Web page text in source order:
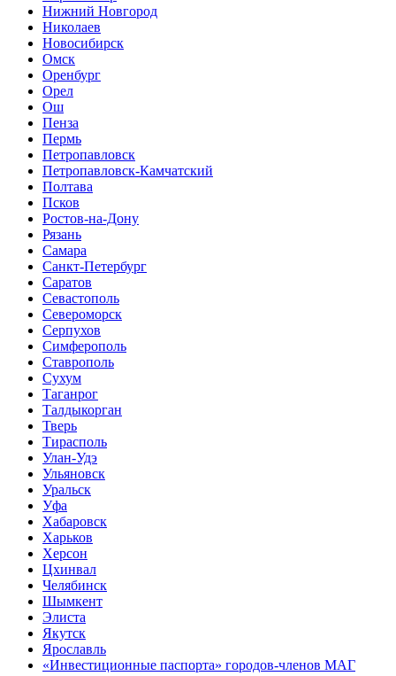
Нижний Новгород
Николаев
Новосибирск
Омск
Оренбург
Орел
Ош
Пенза
Пермь
Петропавловск
Петропавловск-Камчатский
Полтава
Псков
Ростов-на-Дону
Рязань
Самара
Санкт-Петербург
Саратов
Севастополь
Североморск
Серпухов
Симферополь
Ставрополь
Сухум
Таганрог
Tалдыкорган
Тверь
Тирасполь
Улан-Удэ
Ульяновск
Уральск
Уфа
Хабаровск
Харьков
Херсон
Цхинвал
Челябинск
Шымкент
Элиста
Якутск
Ярославль
«Инвестиционные паспорта» городов-членов МАГ